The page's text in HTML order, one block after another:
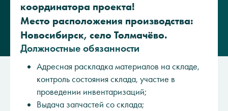
координатора проекта!
Место расположения производства:
Новосибирск, село Толмачёво.
Должностные обязанности
Адресная раскладка материалов на складе,
контроль состояния склада, участие в
проведении инвентаризаций;
Выдача запчастей со склада;